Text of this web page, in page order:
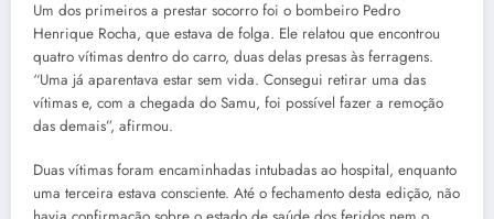
Um dos primeiros a prestar socorro foi o bombeiro Pedro
Henrique Rocha, que estava de folga. Ele relatou que encontrou
quatro vítimas dentro do carro, duas delas presas às ferragens.
“Uma já aparentava estar sem vida. Consegui retirar uma das
vítimas e, com a chegada do Samu, foi possível fazer a remoção
das demais”, afirmou.
Duas vítimas foram encaminhadas intubadas ao hospital, enquanto
uma terceira estava consciente. Até o fechamento desta edição, não